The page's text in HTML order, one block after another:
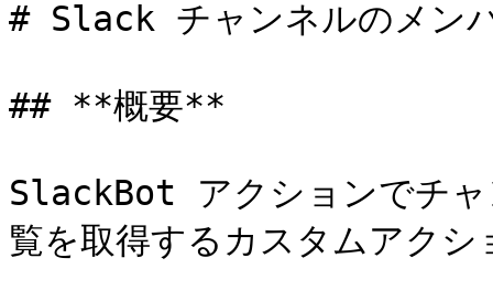
# Slack チャンネルのメン
## **概要**
SlackBot アクションでチャ
覧を取得するカスタムアクシ